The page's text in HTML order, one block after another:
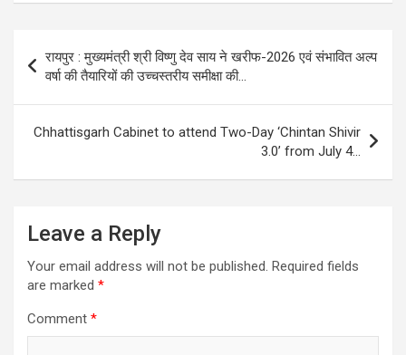
navigation
रायपुर : मुख्यमंत्री श्री विष्णु देव साय ने खरीफ-2026 एवं संभावित अल्प
वर्षा की तैयारियों की उच्चस्तरीय समीक्षा की…
Chhattisgarh Cabinet to attend Two-Day ‘Chintan Shivir
3.0’ from July 4…
Leave a Reply
Your email address will not be published. Required fields
are marked *
Comment *